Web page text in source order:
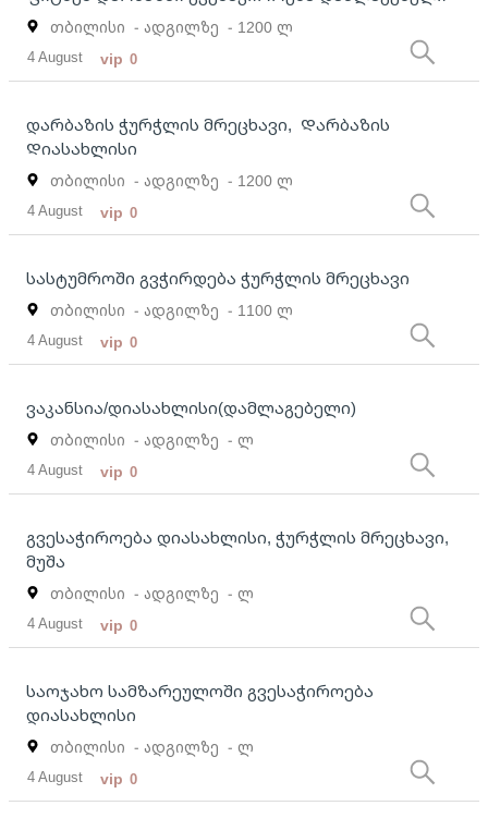
თბილისი - ადგილზე - 1200 ლ
4 August vip 0
დარბაზის ჭურჭლის მრეცხავი, Დარბაზის
Დიასახლისი
თბილისი - ადგილზე - 1200 ლ
4 August vip 0
სასტუმროში გვჭირდება ჭურჭლის მრეცხავი
თბილისი - ადგილზე - 1100 ლ
4 August vip 0
ვაკანსია/დიასახლისი(დამლაგებელი)
თბილისი - ადგილზე - ლ
4 August vip 0
გვესაჭიროება დიასახლისი, ჭურჭლის მრეცხავი,
მუშა
თბილისი - ადგილზე - ლ
4 August vip 0
საოჯახო სამზარეულოში გვესაჭიროება
დიასახლისი
თბილისი - ადგილზე - ლ
4 August vip 0